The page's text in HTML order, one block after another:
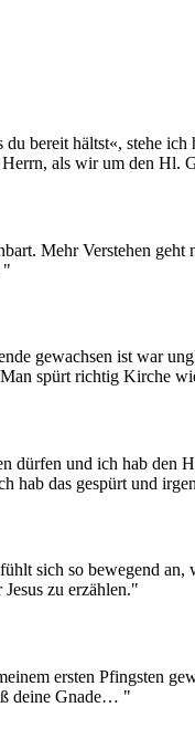
bereit hältst«, stehe
als wir um den
Mehr Verstehen
"
gewachsen ist war
spürt richtig Kirche
dürfen und ich hab den
hab das gespürt und
sich so bewegend
zu erzählen."
ersten Pfingsten
deine Gnade… "